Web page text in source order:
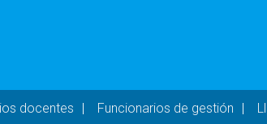
docentes Funcionarios de gestión